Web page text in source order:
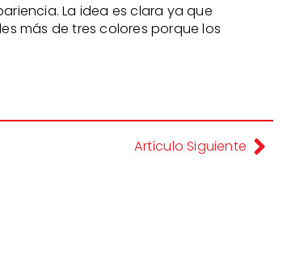
La idea es clara ya que
más de tres colores porque los
Artículo Siguiente